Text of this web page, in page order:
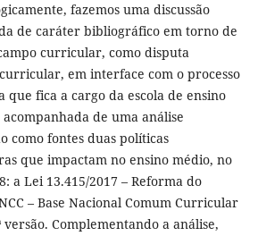
fazemos uma discussão
de caráter bibliográfico em torno de
curricular, como disputa
em interface com o processo
que fica a cargo da escola de ensino
de uma análise
como fontes duas políticas
que impactam no ensino médio, no
a Lei 13.415/2017 – Reforma do
– Base Nacional Comum Curricular
versão. Complementando a análise,